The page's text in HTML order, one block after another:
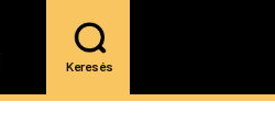
Keresés